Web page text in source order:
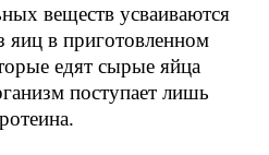
веществ усваиваются
яиц в приготовленном
едят сырые яйца
поступает лишь